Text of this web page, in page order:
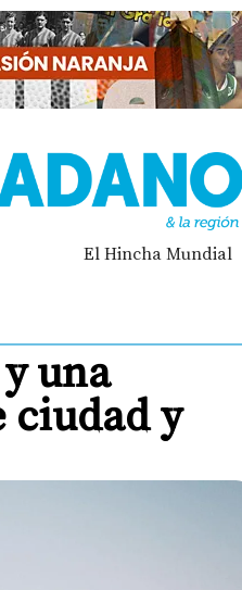
El Hincha Mundial
una
y